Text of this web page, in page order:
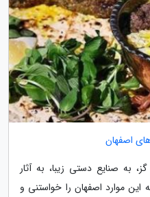
اصفهان
به صنایع دستی زیبا، به آثار
این موارد اصفهان را خواستنی و